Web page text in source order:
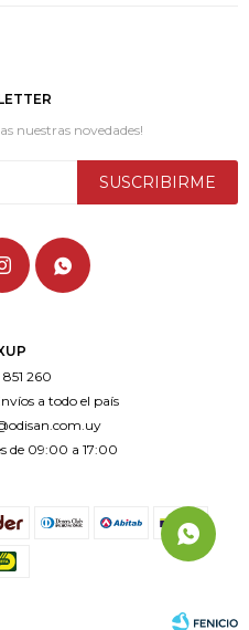
260
a todo el país
de 09:00 a 17:00
nuestras novedades!
SUSCRIBIRME
